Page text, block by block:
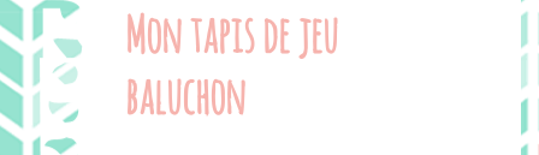
Mon tapis de jeu
baluchon